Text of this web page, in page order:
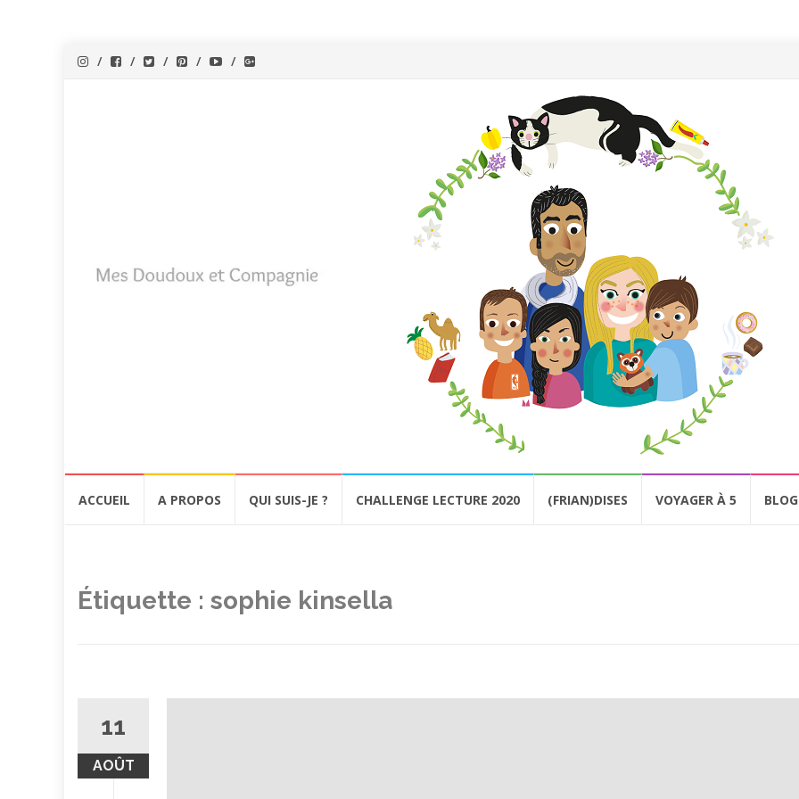
ACCUEIL A PROPOS QUI SUIS-JE ? CHALLENGE LECTURE 2020 (FRIAN)DISES VOYAGER À 5
Étiquette : sophie kinsella
11
AOÛT